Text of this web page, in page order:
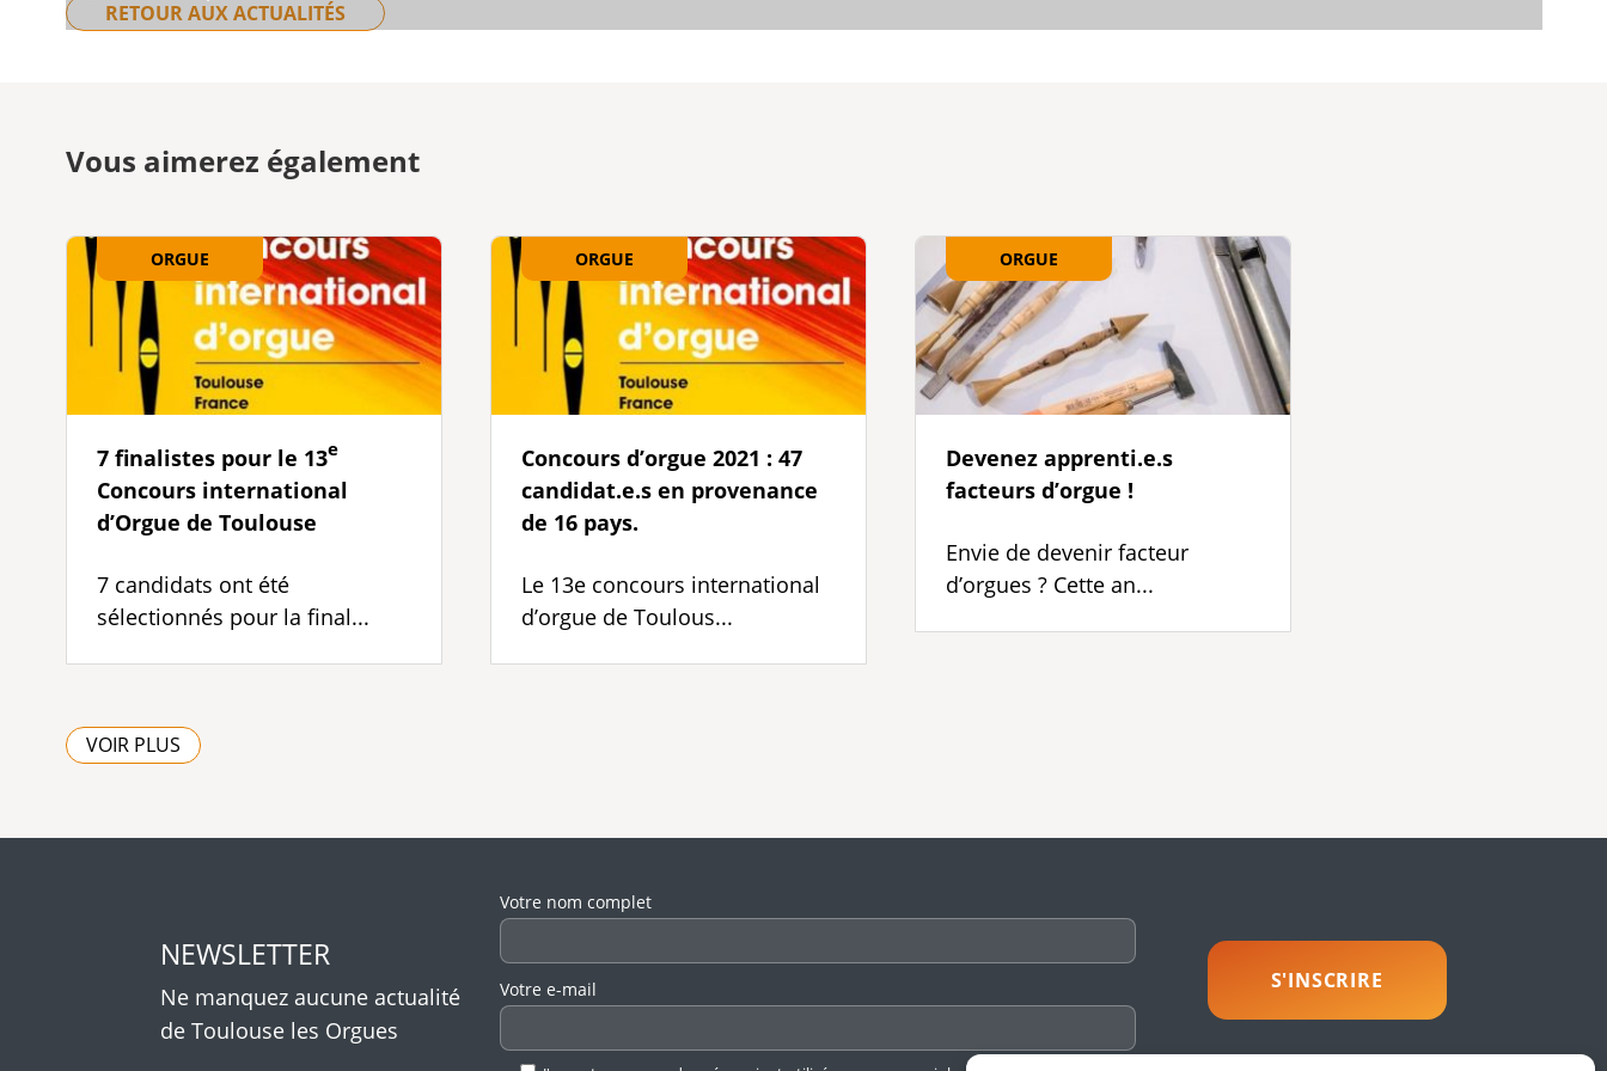
RETOUR AUX ACTUALITÉS
Vous aimerez également
ORGUE
7 finalistes pour le 13e
Concours international
d’Orgue de Toulouse
7 candidats ont été
sélectionnés pour la final...
ORGUE
Concours d’orgue 2021 : 47
candidat.e.s en provenance
de 16 pays.
Le 13e concours international
d’orgue de Toulous...
ORGUE
Devenez apprenti.e.s
facteurs d’orgue !
Envie de devenir facteur
d’orgues ? Cette an...
VOIR PLUS
NEWSLETTER
Ne manquez aucune actualité
de Toulouse les Orgues
Veuillez laisser ce champ vide.
Votre nom complet
Votre e-mail